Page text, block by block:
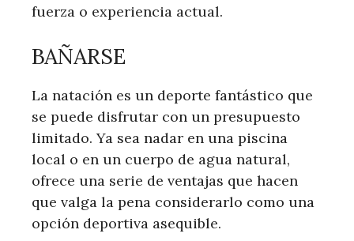
fuerza o experiencia actual.
BAÑARSE
La natación es un deporte fantástico que
se puede disfrutar con un presupuesto
limitado. Ya sea nadar en una piscina
local o en un cuerpo de agua natural,
ofrece una serie de ventajas que hacen
que valga la pena considerarlo como una
opción deportiva asequible.